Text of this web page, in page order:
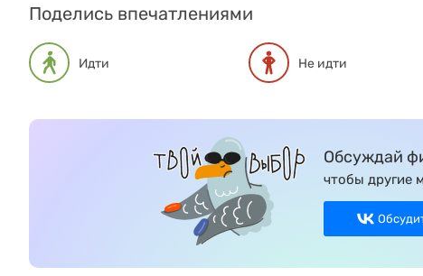
Поделись впечатлениями
Идти Не идти
Обсуждай
чтобы другие